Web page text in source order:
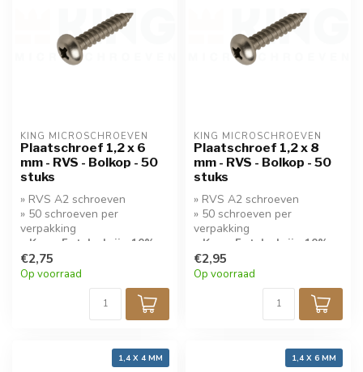
KING MICROSCHROEVEN
Plaatschroef 1,2 x 6
mm - RVS - Bolkop - 50
stuks
» RVS A2 schroeven
» 50 schroeven per
verpakking
» Koop 5 stuks krijg 10%
korting!
€2,75
Op voorraad
KING MICROSCHROEVEN
Plaatschroef 1,2 x 8
mm - RVS - Bolkop - 50
stuks
» RVS A2 schroeven
» 50 schroeven per
verpakking
» Koop 5 stuks krijg 10%
korting!
€2,95
Op voorraad
1,4 X 4 MM 1,4 X 6 MM